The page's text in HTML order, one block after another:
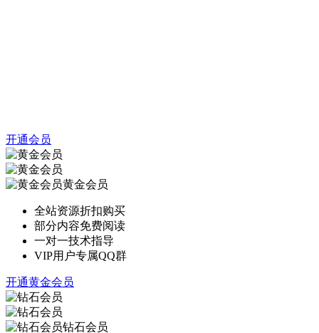
开通会员
黄金会员
全站资源折扣购买
部分内容免费阅读
一对一技术指导
VIP用户专属QQ群
开通黄金会员
钻石会员